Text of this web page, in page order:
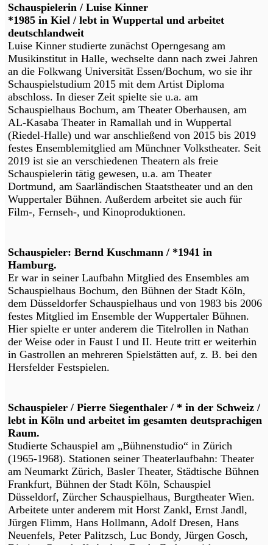
Schauspielerin / Luise Kinner
*1985 in Kiel / lebt in Wuppertal und arbeitet
deutschlandweit
Luise Kinner studierte zunächst Operngesang am
Musikinstitut in Halle, wechselte dann nach zwei Jahren
an die Folkwang Universität Essen/Bochum, wo sie ihr
Schauspielstudium 2015 mit dem Artist Diploma
abschloss. In dieser Zeit spielte sie u.a. am
Schauspielhaus Bochum, am Theater Oberhausen, am
AL-Kasaba Theater in Ramallah und in Wuppertal
(Riedel-Halle) und war anschließend von 2015 bis 2019
festes Ensemblemitglied am Münchner Volkstheater. Seit
2019 ist sie an verschiedenen Theatern als freie
Schauspielerin tätig gewesen, u.a. am Theater
Dortmund, am Saarländischen Staatstheater und an den
Wuppertaler Bühnen. Außerdem arbeitet sie auch für
Film-, Fernseh-, und Kinoproduktionen.
Schauspieler: Bernd Kuschmann / *1941 in
Hamburg.
Er war in seiner Laufbahn Mitglied des Ensembles am
Schauspielhaus Bochum, den Bühnen der Stadt Köln,
dem Düsseldorfer Schauspielhaus und von 1983 bis 2006
festes Mitglied im Ensemble der Wuppertaler Bühnen.
Hier spielte er unter anderem die Titelrollen in Nathan
der Weise oder in Faust I und II. Heute tritt er weiterhin
in Gastrollen an mehreren Spielstätten auf, z. B. bei den
Hersfelder Festspielen.
Schauspieler / Pierre Siegenthaler / * in der Schweiz /
lebt in Köln und arbeitet im gesamten deutsprachigen
Raum.
Studierte Schauspiel am „Bühnenstudio“ in Zürich
(1965-1968). Stationen seiner Theaterlaufbahn: Theater
am Neumarkt Zürich, Basler Theater, Städtische Bühnen
Frankfurt, Bühnen der Stadt Köln, Schauspiel
Düsseldorf, Zürcher Schauspielhaus, Burgtheater Wien.
Arbeitete unter anderem mit Horst Zankl, Ernst Jandl,
Jürgen Flimm, Hans Hollmann, Adolf Dresen, Hans
Neuenfels, Peter Palitzsch, Luc Bondy, Jürgen Gosch,